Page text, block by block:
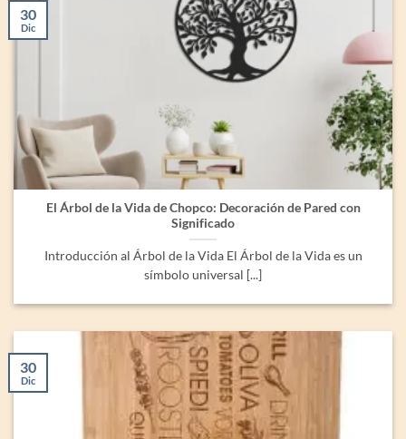
El Árbol de la Vida de Chopco: Decoración de Pared con
Significado
Introducción al Árbol de la Vida El Árbol de la Vida es un
símbolo universal [...]
30
Dic
30
Dic